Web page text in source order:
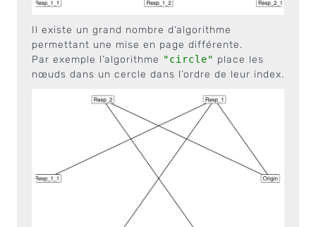
Il existe un grand nombre d’algorithme
permettant une mise en page différente.
Par exemple l’algorithme "circle" place les
nœuds dans un cercle dans l’ordre de leur index.